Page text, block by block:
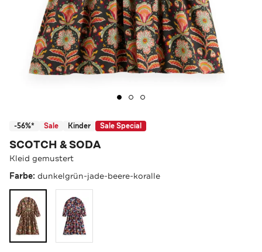
-56%* Sale Kinder Sale Special
SCOTCH & SODA
Kleid gemustert
Farbe: dunkelgrün-jade-beere-koralle